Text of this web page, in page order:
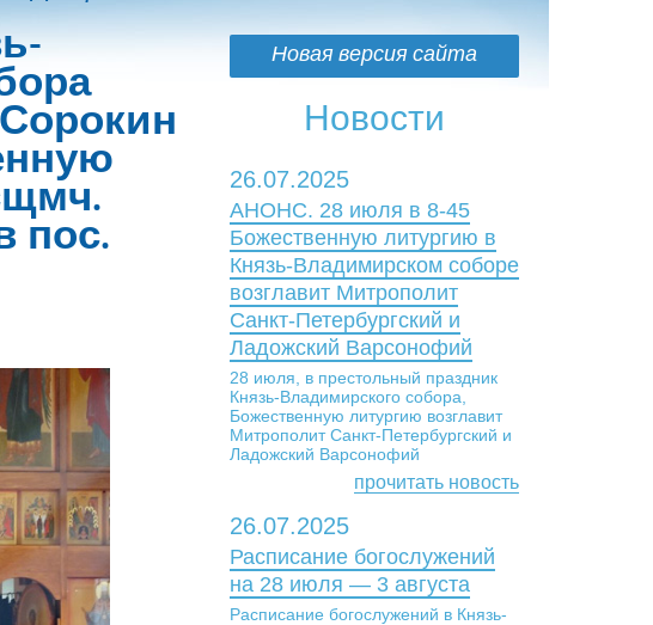
пос.
Новая версия сайта
Новости
26.07.2025
АНОНС. 28 июля в 8-45
Божественную литургию в
Князь-Владимирском соборе
возглавит Митрополит
Санкт-Петербургский и
Ладожский Варсонофий
28 июля, в престольный праздник
Князь-Владимирского собора,
Божественную литургию возглавит
Митрополит Санкт-Петербургский и
Ладожский Варсонофий
прочитать новость
26.07.2025
Расписание богослужений
на 28 июля — 3 августа
Расписание богослужений в Князь-